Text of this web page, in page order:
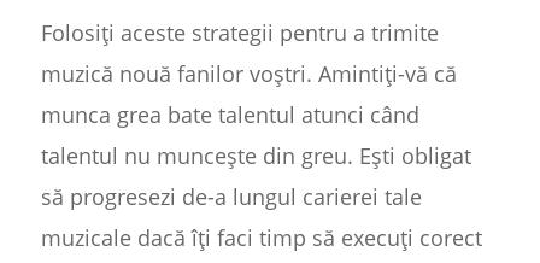
Folosiți aceste strategii pentru a trimite
muzică nouă fanilor voștri. Amintiți-vă că
munca grea bate talentul atunci când
talentul nu muncește din greu. Ești obligat
să progresezi de-a lungul carierei tale
muzicale dacă îți faci timp să execuți corect